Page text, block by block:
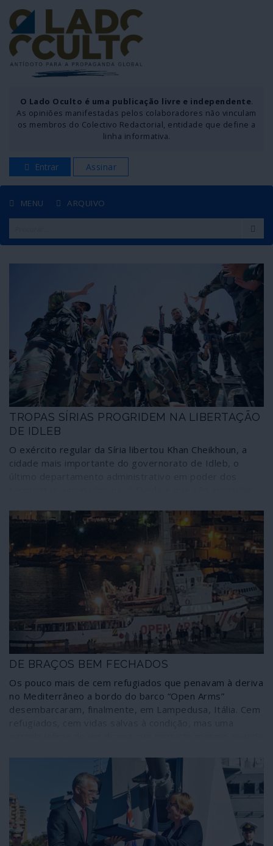
O Lado Oculto é uma publicação livre e independente.
As opiniões manifestadas pelos colaboradores não vinculam
os membros do Colectivo Redactorial, entidade que define a
linha informativa.
Entrar Assinar
MENU ARQUIVO
TROPAS SÍRIAS PROGRIDEM NA LIBERTAÇÃO
DE IDLEB
O exército regular da Síria libertou Khan Cheikhoun, a
cidade mais importante do governorato de Idleb, o
resultado da vasta operação lançada pelas topas de
Damasco, com apoio da aviação russa, para retirar a
província do controlo dos terroristas.
DE BRAÇOS BEM FECHADOS
Os pouco mais de cem refugiados que penavam à deriva
no Mediterrâneo a bordo do barco “Open Arms”
desembarcaram, finalmente, em Lampedusa, Itália. Cem
embarcação, porém, foi apresada: parece que salvar